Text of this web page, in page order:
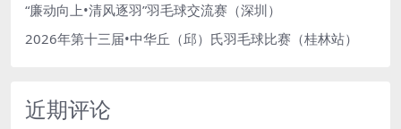
“廉动向上•清风逐羽”羽毛球交流赛（深圳）
2026年第十三届•中华丘（邱）氏羽毛球比赛（桂林站）
近期评论